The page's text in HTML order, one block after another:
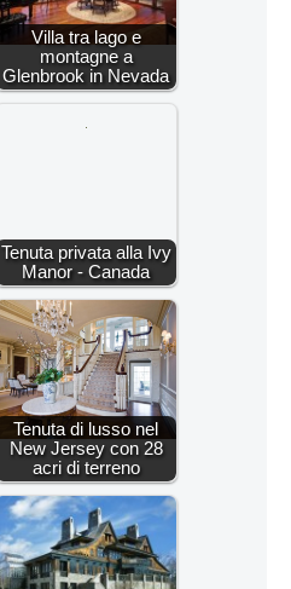
Villa tra lago e
montagne a
Glenbrook in Nevada
Tenuta privata alla Ivy
Manor - Canada
Tenuta di lusso nel
New Jersey con 28
acri di terreno